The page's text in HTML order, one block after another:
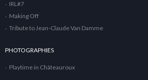
IRL#7
Making Off
Tribute to Jean-Claude Van Damme
PHOTOGRAPHIES
Playtime in Châteauroux